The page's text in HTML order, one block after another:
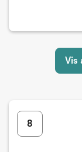
Vis
8